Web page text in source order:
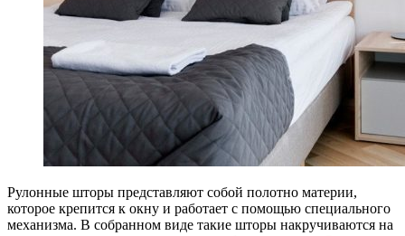
Рулонные шторы представляют собой полотно материи,
которое крепится к окну и работает с помощью специального
механизма. В собранном виде такие шторы накручиваются на